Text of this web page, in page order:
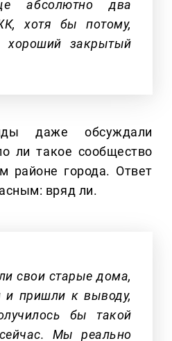
абсолютно два
хотя бы потому,
хороший закрытый
даже обсуждали
ли такое сообщество
районе города. Ответ
вряд ли.
свои старые дома,
и пришли к выводу,
бы такой
Мы реально